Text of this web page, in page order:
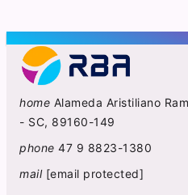
home Alameda Aristiliano
- SC, 89160-149
phone 47 9 8823-1380
mail [email protected]